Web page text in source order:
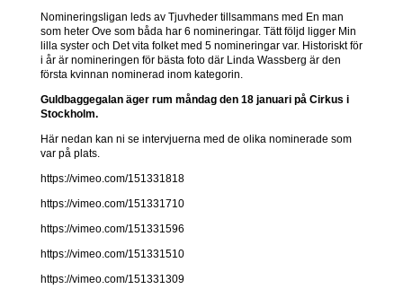
Nomineringsligan leds av Tjuvheder tillsammans med En man
som heter Ove som båda har 6 nomineringar. Tätt följd ligger Min
lilla syster och Det vita folket med 5 nomineringar var. Historiskt för
i år är nomineringen för bästa foto där Linda Wassberg är den
första kvinnan nominerad inom kategorin.
Guldbaggegalan äger rum måndag den 18 januari på Cirkus i
Stockholm.
Här nedan kan ni se intervjuerna med de olika nominerade som
var på plats.
https://vimeo.com/151331818
https://vimeo.com/151331710
https://vimeo.com/151331596
https://vimeo.com/151331510
https://vimeo.com/151331309